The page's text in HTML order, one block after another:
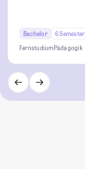
Bachelor
6 Semester
FernstudiumPädagogik